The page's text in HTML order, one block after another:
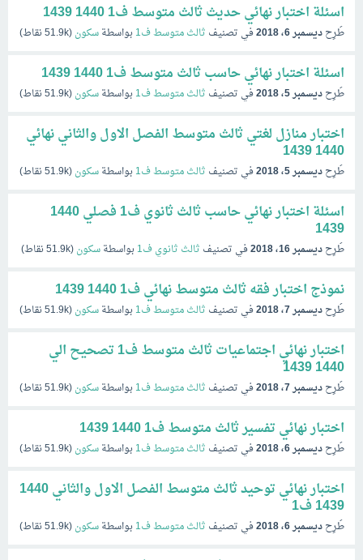
اسئلة اختبار نهائي حديث ثالث متوسط ف1 1440 1439
طُرِحديسمبر 6، 2018 في تصنيف ثالث متوسط ف1 بواسطةسكون(
51.9kنقاط)
اسئلة اختبار نهائي حاسب ثالث متوسط ف1 1440 1439
طُرِحديسمبر 5، 2018 في تصنيف ثالث متوسط ف1 بواسطةسكون(
51.9kنقاط)
اختبار منازل لغتي ثالث متوسط الفصل الاول والثاني نهائي
1440 1439
طُرِحديسمبر 5، 2018 في تصنيف ثالث متوسط ف1 بواسطةسكون(
51.9kنقاط)
اسئلة اختبار نهائي حاسب ثالث ثانوي ف1 فصلي 1440
1439
طُرِحديسمبر 16، 2018 في تصنيف ثالث ثانوي ف1 بواسطةسكون(
51.9kنقاط)
نموذج اختبار فقه ثالث متوسط نهائي ف1 1440 1439
طُرِحديسمبر 7، 2018 في تصنيف ثالث متوسط ف1 بواسطةسكون(
51.9kنقاط)
اختبار نهائي اجتماعيات ثالث متوسط ف1 تصحيح الي
1440 1439
طُرِحديسمبر 7، 2018 في تصنيف ثالث متوسط ف1 بواسطةسكون(
51.9kنقاط)
اختبار نهائي تفسير ثالث متوسط ف1 1440 1439
طُرِحديسمبر 6، 2018 في تصنيف ثالث متوسط ف1 بواسطةسكون(
51.9kنقاط)
اختبار نهائي توحيد ثالث متوسط الفصل الاول والثاني 1440
1439 ف1
طُرِحديسمبر 6، 2018 في تصنيف ثالث متوسط ف1 بواسطةسكون(
51.9kنقاط)